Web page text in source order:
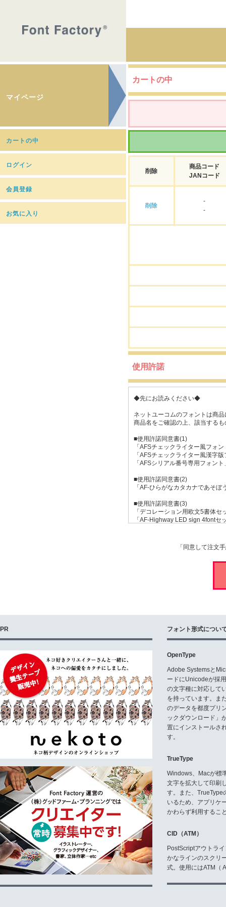
マイページ
カートの中
ログイン
会員登録
お気に入り
カートの中
削除
商品コード
JANコード
削除
-
-
使用許諾
◆先にお読みください◆
ネットユーコムのフォントは商
商品名をご確認の上、該当する
■使用許諾同意書(1)
「AFSチェックライター風フォン
「AFSチェックライター風漢字
「AFSシリアル番号専用フォント
■使用許諾同意書(2)
「AF-ひらがなカタカナであそ
■使用許諾同意書(3)
「デコレーション用欧文5書体セ
「AF-Highway LED sign 4fontセ
■使用許諾同意書(4)
「AF-ユニバーサルビュー4書体
「AF-ユニバーサルビューR」
「AF-ユニバーサルビューRひら」
「AF-ユニバーサルビューひらカ
「AFSアニメコミックラノベ表
「レトロゲームみたいなフォン
「レトロゲームみたいなフォン
「欧文アニマルシリーズ5書体セ
「定期券日付風数字フォント」
「定期券日付風数字フォント 2商
「電光掲示板みたいなフォント
「電光掲示板みたいなフォント
「電光掲示板みたいなフォント
「電光掲示板みたいなフォント
「電光掲示板みたいなフォント
「電光掲示板みたいなフォント
「AF労災保険給付用OCRフォン
■使用許諾同意書(5)
「アンチックインパクト2書体セ
「ストックカーみたいな3書体
「ストックカーみたいな3書体
「ストックカーみたいな6書体セ
「ストックカーみたいな3書体
「ストックカーみたいな3書体
「ストックカーみたいな6書体セ
「ストックカーみたいな3書体
「ストックカーみたいな3書体
「ストックカーみたいな6書体セ
「ストックカーみたいな3書体
「ストックカーみたいな3書体
「ストックカーみたいな6書体セ
「ストックカーみたいな3書体
「ストックカーみたいな3書体
「同意して注文
PR フォント形式につい
OpenType
Adobe Systemsと
ードにUnicodeが採
の文字種に対応して
を持っています。ま
のデータを都度プリ
ックダウンロード」
置にインストールさ
す。
TrueType
Windows、Macが標
文字を拡大して印刷
す。また、TrueType
いるため、アプリケ
かわらず利用するこ
CID（ATM）
PostScriptアウトラ
かなラインのスクリ
式。使用にはATM（